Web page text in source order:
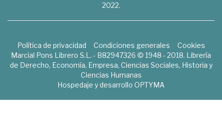
2022.
Política de privacidad Condiciones generales
Cookies
Marcial Pons Librero S.L. - B82947326 © 1948 - 2018. Librería
de Derecho, Economía, Empresa, Ciencias Sociales, Historia y
Ciencias Humanas
Hospedaje y desarrollo OPTYMA